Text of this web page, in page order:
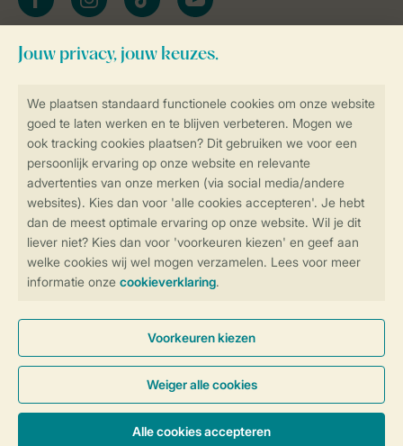
Controle over jouw gegevens &
Instellingen wijzigen
Veilig en snel online boeken
Veilige gegevensoverdracht
Veilige betaling
Blijf op de hoogte
Algemene Voorwaarden Privacy Notice
Cookies en banners
Toegankelijkheid © 2026 Landal